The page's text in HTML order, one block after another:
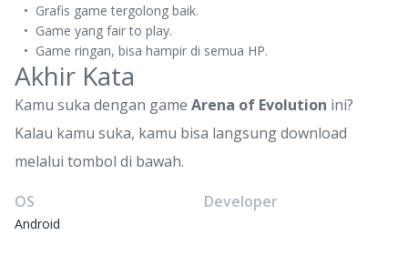
Grafis game tergolong baik.
Game yang fair to play.
Game ringan, bisa hampir di semua HP.
Akhir Kata
Kamu suka dengan game Arena of Evolution ini?
Kalau kamu suka, kamu bisa langsung download
melalui tombol di bawah.
OS
Android
Developer